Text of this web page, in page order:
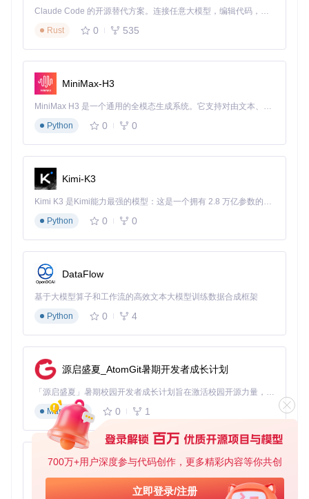
700万+用户深度参与代码创作，更多精彩内容等你共创
立即登录/注册
Claude Code 的开源替代方案。连接任意大模型，编辑代码，运行命令，自动验证 — 全自动执行。用 Rust 构建，极致性能。 ｜ An open-source alternative to Claude Code. Connect any LLM, edit code, run commands, and verify changes — autonomously. Built in Rust for speed. Get Started
Rust
0 535
MiniMax-H3
MiniMax H3 是一个通用的全模态生成系统。它支持对由文本、图像、视频和音频组成的多模态上下文进行统一理解，并能生成分辨率高达 2K、时长可达 15 秒的带原生立体声音频的视频。得益于面向任务泛化的系统设计，H3 在预训练阶段就已具备广泛的多模态上下文理解与生成能力，能够出色地执行复杂的多模态指令。
Python
0 0
Kimi-K3
Kimi K3 是Kimi能力最强的模型：这是一个拥有 2.8 万亿参数的混合专家（MoE）模型，具备原生视觉理解能力，并支持 100 万 token 的上下文窗口。
Python
0 0
DataFlow
基于大模型算子和工作流的高效文本大模型训练数据合成框架
Python
0 4
源启盛夏_AtomGit暑期开发者成长计划
「源启盛夏」暑期校园开发者成长计划旨在激活校园开源力量，通过积分激励、认证扶持、资源倾斜等形式，引导高校组织和开发者完成「入驻 — 建项目 — 做贡献 — 获认证 — 得资源」的完整闭环。无论你是想带领社团入驻平台的组织者，还是希望用代码贡献证明自己的开发者，都能在这里找到属于你的成长路径。
Markdown
0 1
py-xiaozhi
基于Python的Xiaozhi AI，适用于想要完整Xiaozhi体验而无需拥有专用硬件的用户。